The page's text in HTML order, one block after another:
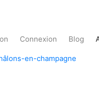
Connexion Blog
en-champagne